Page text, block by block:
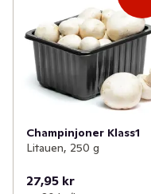
Champinjoner Klass1
Litauen, 250 g
27,95 kr